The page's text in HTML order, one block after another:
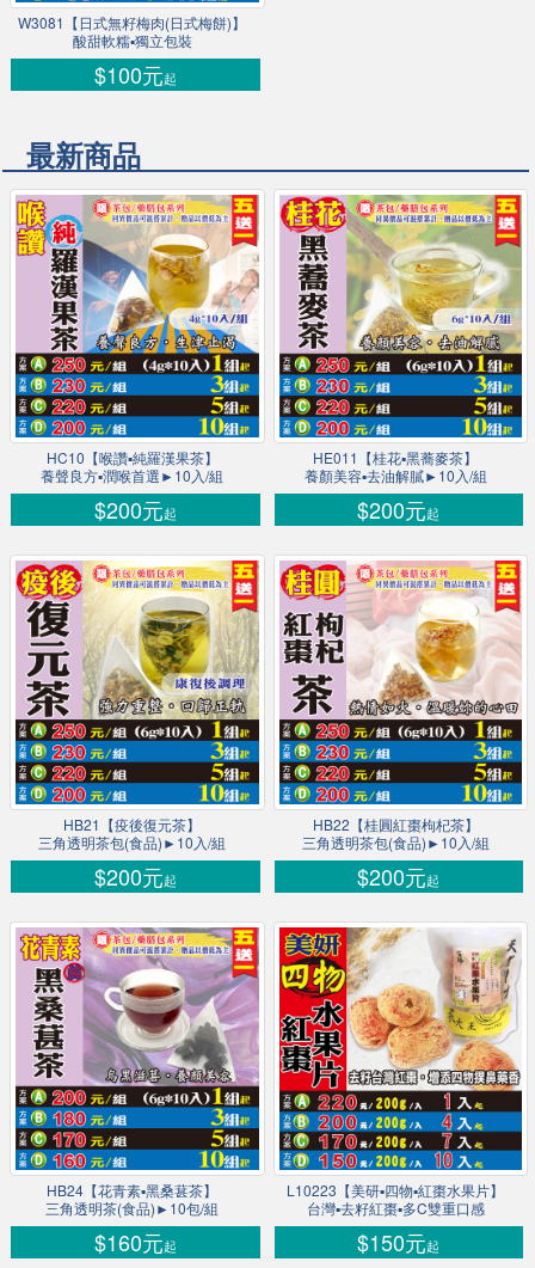
W3081【日式無籽梅肉(日式梅餅)】
酸甜軟糯▪獨立包裝
$100元起
最新商品
HC10【喉讚▪純羅漢果茶】
養聲良方▪潤喉首選►10入/組
$200元起
HE011【桂花▪黑蕎麥茶】
養顏美容▪去油解膩►10入/組
$200元起
HB21【疫後復元茶】
三角透明茶包(食品)►10入/組
$200元起
HB22【桂圓紅棗枸杞茶】
三角透明茶包(食品)►10入/組
$200元起
HB24【花青素▪黑桑葚茶】
三角透明茶(食品)►10包/組
$160元起
L10223【美研▪四物▪紅棗水果片】
台灣▪去籽紅棗▪多C雙重口感
$150元起